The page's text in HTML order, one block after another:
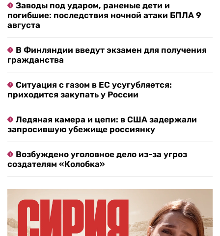
Заводы под ударом, раненые дети и
погибшие: последствия ночной атаки БПЛА 9
августа
В Финляндии введут экзамен для получения
гражданства
Ситуация с газом в ЕС усугубляется:
приходится закупать у России
Ледяная камера и цепи: в США задержали
запросившую убежище россиянку
Возбуждено уголовное дело из-за угроз
создателям «Колобка»